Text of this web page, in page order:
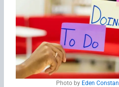
Photo by Eden